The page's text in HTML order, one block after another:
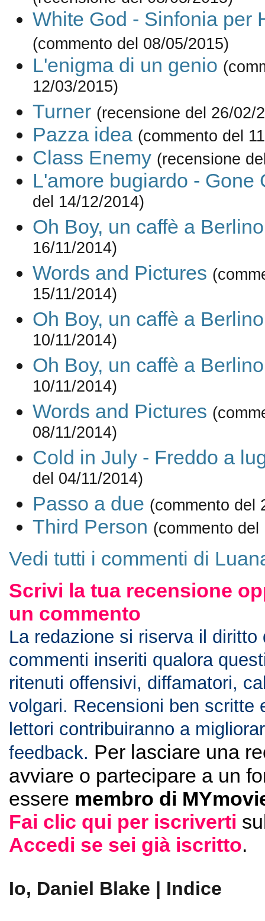
White God - Sinfonia per
(commento del 08/05/2015)
L'enigma di un genio
12/03/2015)
Turner (recensione del 26/02/
Pazza idea (commento del
Class Enemy (recensione
L'amore bugiardo - Gone
del 14/12/2014)
Oh Boy, un caffè a Berlino
16/11/2014)
Words and Pictures
15/11/2014)
Oh Boy, un caffè a Berlino
10/11/2014)
Oh Boy, un caffè a Berlino
10/11/2014)
Words and Pictures
08/11/2014)
Cold in July - Freddo a
del 04/11/2014)
Passo a due (commento del
Third Person (commento del
Vedi tutti i commenti di
Scrivi la tua recensione
un commento
La redazione si riserva il diritto
commenti inseriti qualora
ritenuti offensivi, diffamatori,
volgari. Recensioni ben scritte
lettori contribuiranno a
feedback. Per lasciare una
avviare o partecipare a un
essere membro di
Fai clic qui per iscriverti
Accedi se sei già iscritto.
Io, Daniel Blake | Indice